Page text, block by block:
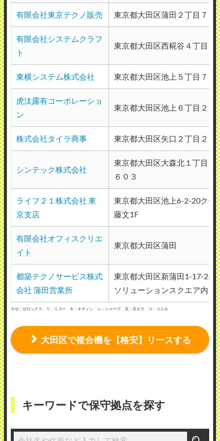
有限会社東京テクノ販売 東京都大田区蒲田２丁目７－
有限会社システムクラフ
ト
東京都大田区西糀谷４丁目３
東横システム株式会社 東京都大田区池上５丁目７－
虎汰露有コーポレーショ
ン
東京都大田区池上６丁目２９
株式会社タイラ商事 東京都大田区矢口２丁目２４
シンテック株式会社
東京都大田区大森北１丁目２
６０３
ライフ２１株式会社 東
京支店
東京都大田区池上6-2-20クデ
藤文1F
有限会社オフィスクリエ
イト
東京都大田区蒲田
都築テクノサービス株式
会社 蒲田営業所
東京都大田区新蒲田1-17-25
ソリューションスクエア内
※ゼ：ゼロックス、リ：リコー キ：キヤノン シ：シャープ 京：京セラ コ：コニカ
大田区で複合機を【格安】リースする
キーワードで保守拠点を探す